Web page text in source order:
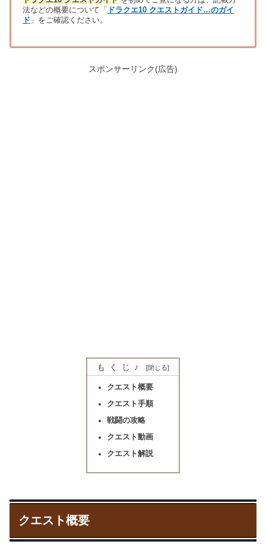
法などの概要について「
ドラクエ10 クエストガイド…のガイ
ド 」をご確認ください。
スポンサーリンク(広告)
もくじ♪
クエスト概要
クエスト手順
戦闘の攻略
クエスト動画
クエスト解説
クエスト概要